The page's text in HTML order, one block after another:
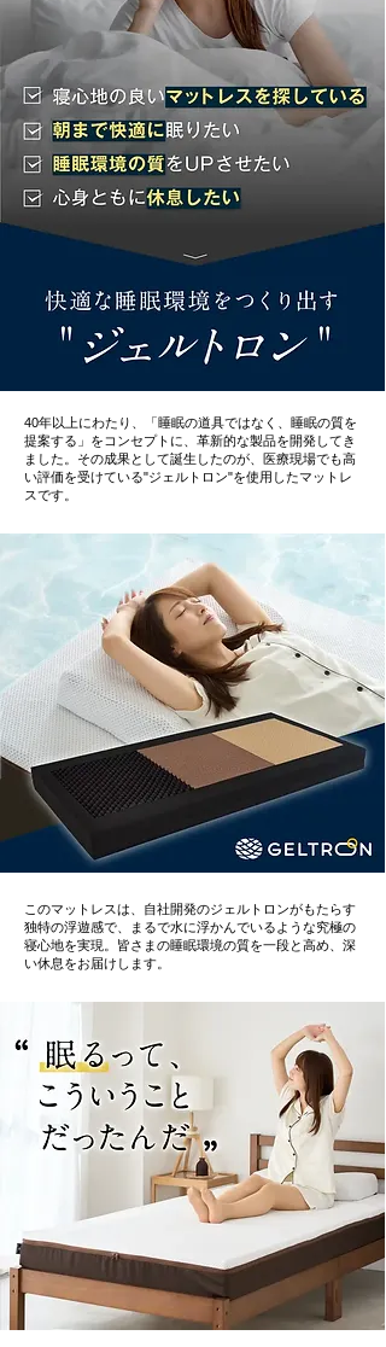
40年以上にわたり、「睡眠の道具ではなく、睡眠の質を
提案する」をコンセプトに、革新的な製品を開発してき
ました。その成果として誕生したのが、医療現場でも高
い評価を受けている"ジェルトロン"を使用したマットレ
スです。
このマットレスは、自社開発のジェルトロンがもたらす
独特の浮遊感で、まるで水に浮かんでいるような究極の
寝心地を実現。皆さまの睡眠環境の質を一段と高め、深
い休息をお届けします。